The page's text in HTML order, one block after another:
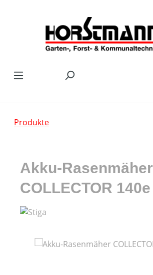
Produkte
Akku-Rasenmäher
COLLECTOR
Bildergalerie überspringen